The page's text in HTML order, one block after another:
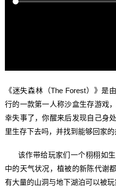
《迷失森林（The Forest）》是
行的一款第一人称沙盒生存游戏
幸失事了，你醒来后发现自己身
里生存下去吗，并找到能够回家的
该作带给玩家们一个栩栩如生
中的天气状况，植被的新陈代谢
有大量的山洞与地下湖泊可以被玩